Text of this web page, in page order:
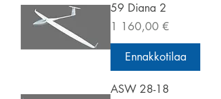
59 Diana 2
Hinta
1 160,00 €
Ennakkotilaa
ASW 28-18